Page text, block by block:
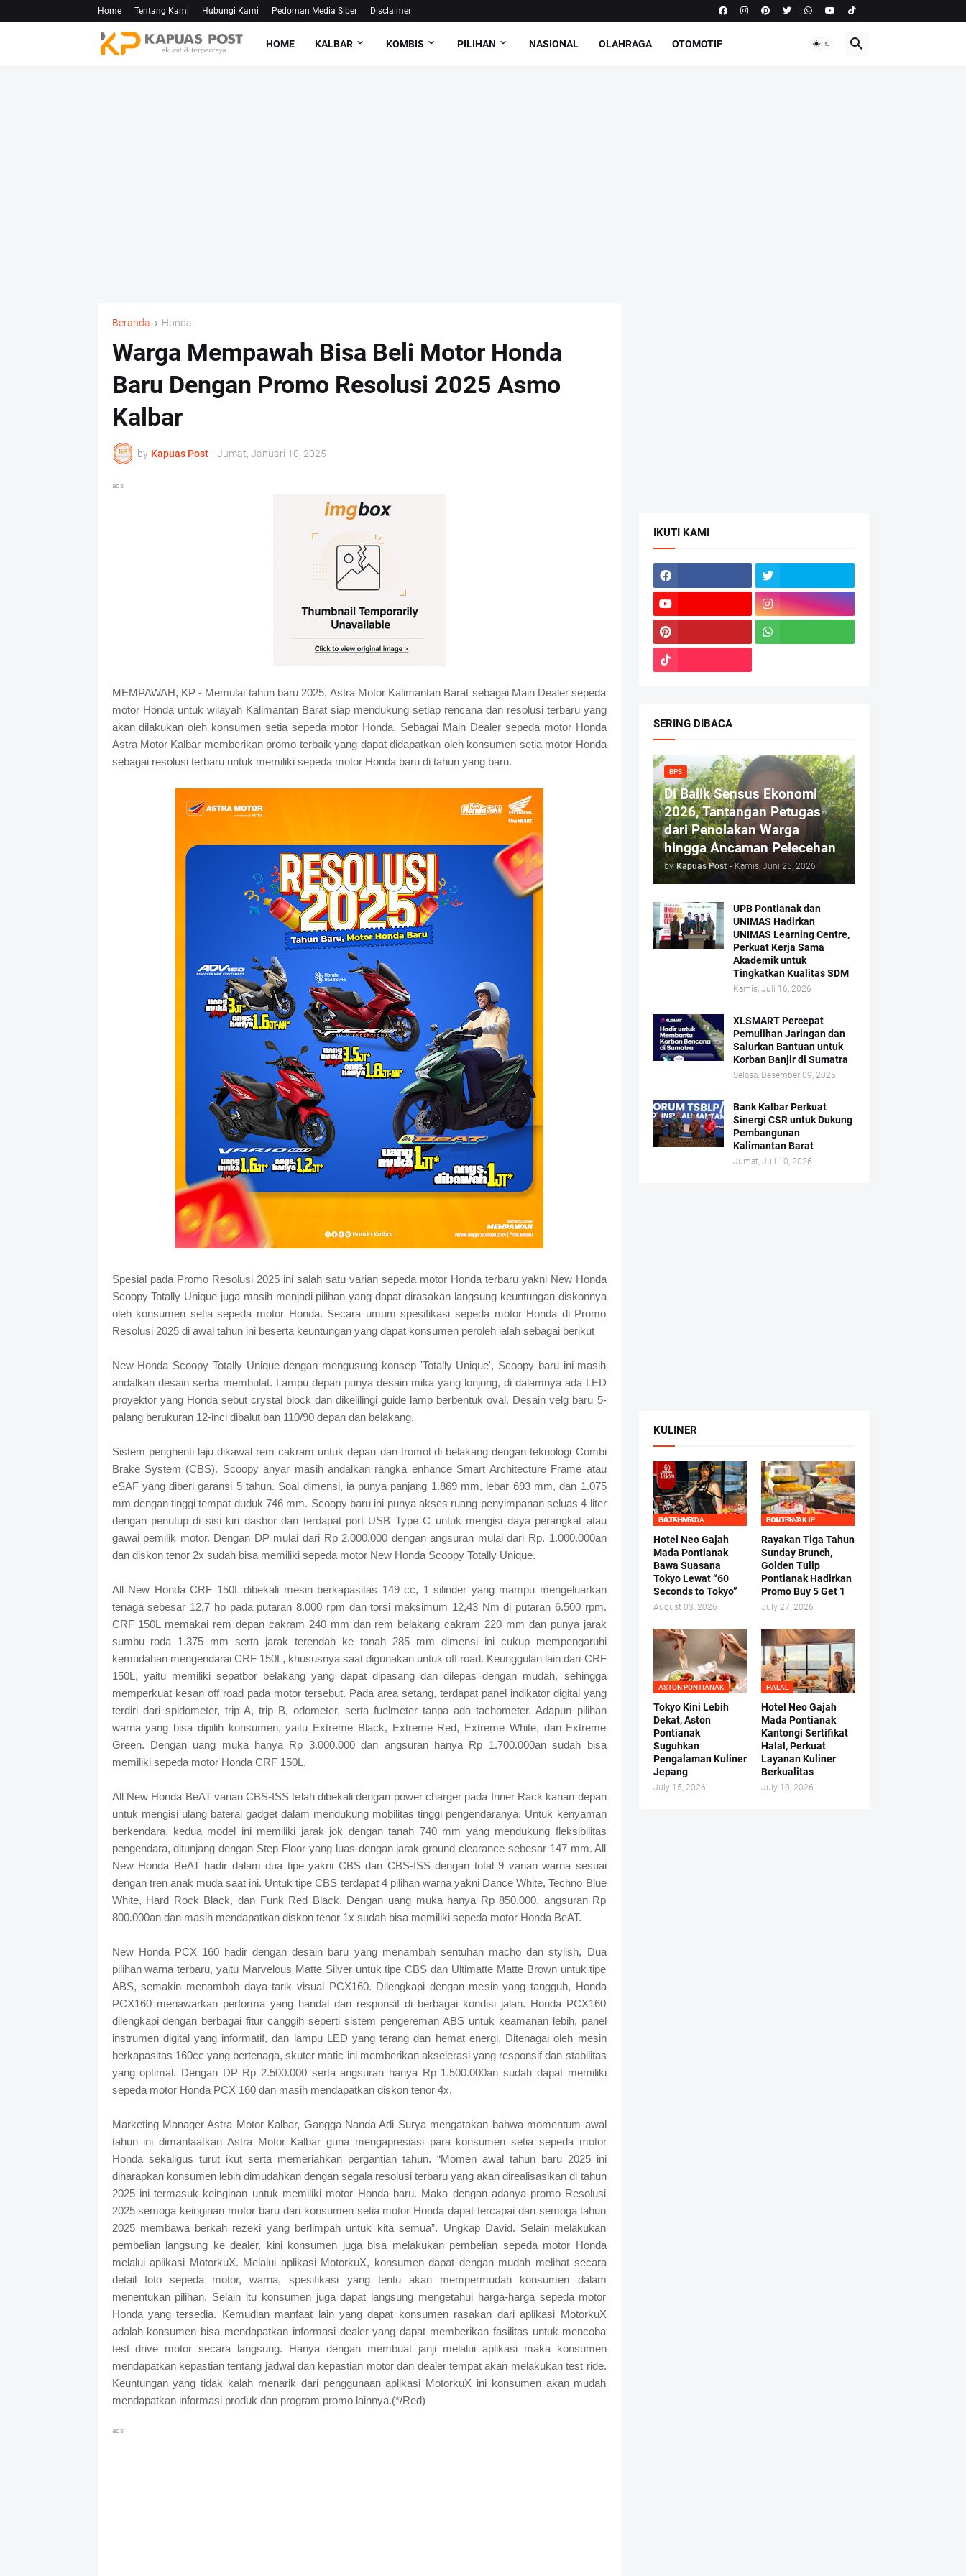
Home Tentang Kami Hubungi Kami Pedoman Media Siber Disclaimer
HOME KALBAR KOMBIS PILIHAN NASIONAL OLAHRAGA OTOMOTIF
Beranda Honda
Warga Mempawah Bisa Beli Motor Honda
Baru Dengan Promo Resolusi 2025 Asmo
Kalbar
by Kapuas Post - Jumat, Januari 10, 2025
ads
MEMPAWAH, KP - Memulai tahun baru 2025, Astra Motor Kalimantan Barat sebagai Main Dealer sepeda
motor Honda untuk wilayah Kalimantan Barat siap mendukung setiap rencana dan resolusi terbaru yang
akan dilakukan oleh konsumen setia sepeda motor Honda. Sebagai Main Dealer sepeda motor Honda
Astra Motor Kalbar memberikan promo terbaik yang dapat didapatkan oleh konsumen setia motor Honda
sebagai resolusi terbaru untuk memiliki sepeda motor Honda baru di tahun yang baru.
Spesial pada Promo Resolusi 2025 ini salah satu varian sepeda motor Honda terbaru yakni New Honda
Scoopy Totally Unique juga masih menjadi pilihan yang dapat dirasakan langsung keuntungan diskonnya
oleh konsumen setia sepeda motor Honda. Secara umum spesifikasi sepeda motor Honda di Promo
Resolusi 2025 di awal tahun ini beserta keuntungan yang dapat konsumen peroleh ialah sebagai berikut
New Honda Scoopy Totally Unique dengan mengusung konsep 'Totally Unique', Scoopy baru ini masih
andalkan desain serba membulat. Lampu depan punya desain mika yang lonjong, di dalamnya ada LED
proyektor yang Honda sebut crystal block dan dikelilingi guide lamp berbentuk oval. Desain velg baru 5-
palang berukuran 12-inci dibalut ban 110/90 depan dan belakang.
Sistem penghenti laju dikawal rem cakram untuk depan dan tromol di belakang dengan teknologi Combi
Brake System (CBS). Scoopy anyar masih andalkan rangka enhance Smart Architecture Frame atau
eSAF yang diberi garansi 5 tahun. Soal dimensi, ia punya panjang 1.869 mm, lebar 693 mm, dan 1.075
mm dengan tinggi tempat duduk 746 mm. Scoopy baru ini punya akses ruang penyimpanan seluas 4 liter
dengan penutup di sisi kiri dasbor dan terdapat port USB Type C untuk mengisi daya perangkat atau
gawai pemilik motor. Dengan DP mulai dari Rp 2.000.000 dengan angsuran mulai dari Rp. 1.000.000an
dan diskon tenor 2x sudah bisa memiliki sepeda motor New Honda Scoopy Totally Unique.
All New Honda CRF 150L dibekali mesin berkapasitas 149 cc, 1 silinder yang mampu mengeluarkan
tenaga sebesar 12,7 hp pada putaran 8.000 rpm dan torsi maksimum 12,43 Nm di putaran 6.500 rpm.
CRF 150L memakai rem depan cakram 240 mm dan rem belakang cakram 220 mm dan punya jarak
sumbu roda 1.375 mm serta jarak terendah ke tanah 285 mm dimensi ini cukup mempengaruhi
kemudahan mengendarai CRF 150L, khususnya saat digunakan untuk off road. Keunggulan lain dari CRF
150L, yaitu memiliki sepatbor belakang yang dapat dipasang dan dilepas dengan mudah, sehingga
memperkuat kesan off road pada motor tersebut. Pada area setang, terdapat panel indikator digital yang
terdiri dari spidometer, trip A, trip B, odometer, serta fuelmeter tanpa ada tachometer. Adapun pilihan
warna yang bisa dipilih konsumen, yaitu Extreme Black, Extreme Red, Extreme White, dan Extreme
Green. Dengan uang muka hanya Rp 3.000.000 dan angsuran hanya Rp 1.700.000an sudah bisa
memiliki sepeda motor Honda CRF 150L.
All New Honda BeAT varian CBS-ISS telah dibekali dengan power charger pada Inner Rack kanan depan
untuk mengisi ulang baterai gadget dalam mendukung mobilitas tinggi pengendaranya. Untuk kenyaman
berkendara, kedua model ini memiliki jarak jok dengan tanah 740 mm yang mendukung fleksibilitas
pengendara, ditunjang dengan Step Floor yang luas dengan jarak ground clearance sebesar 147 mm. All
New Honda BeAT hadir dalam dua tipe yakni CBS dan CBS-ISS dengan total 9 varian warna sesuai
dengan tren anak muda saat ini. Untuk tipe CBS terdapat 4 pilihan warna yakni Dance White, Techno Blue
White, Hard Rock Black, dan Funk Red Black. Dengan uang muka hanya Rp 850.000, angsuran Rp
800.000an dan masih mendapatkan diskon tenor 1x sudah bisa memiliki sepeda motor Honda BeAT.
New Honda PCX 160 hadir dengan desain baru yang menambah sentuhan macho dan stylish, Dua
pilihan warna terbaru, yaitu Marvelous Matte Silver untuk tipe CBS dan Ultimatte Matte Brown untuk tipe
ABS, semakin menambah daya tarik visual PCX160. Dilengkapi dengan mesin yang tangguh, Honda
PCX160 menawarkan performa yang handal dan responsif di berbagai kondisi jalan. Honda PCX160
dilengkapi dengan berbagai fitur canggih seperti sistem pengereman ABS untuk keamanan lebih, panel
instrumen digital yang informatif, dan lampu LED yang terang dan hemat energi. Ditenagai oleh mesin
berkapasitas 160cc yang bertenaga, skuter matic ini memberikan akselerasi yang responsif dan stabilitas
yang optimal. Dengan DP Rp 2.500.000 serta angsuran hanya Rp 1.500.000an sudah dapat memiliki
sepeda motor Honda PCX 160 dan masih mendapatkan diskon tenor 4x.
Marketing Manager Astra Motor Kalbar, Gangga Nanda Adi Surya mengatakan bahwa momentum awal
tahun ini dimanfaatkan Astra Motor Kalbar guna mengapresiasi para konsumen setia sepeda motor
Honda sekaligus turut ikut serta memeriahkan pergantian tahun. “Momen awal tahun baru 2025 ini
diharapkan konsumen lebih dimudahkan dengan segala resolusi terbaru yang akan direalisasikan di tahun
2025 ini termasuk keinginan untuk memiliki motor Honda baru. Maka dengan adanya promo Resolusi
2025 semoga keinginan motor baru dari konsumen setia motor Honda dapat tercapai dan semoga tahun
2025 membawa berkah rezeki yang berlimpah untuk kita semua”. Ungkap David. Selain melakukan
pembelian langsung ke dealer, kini konsumen juga bisa melakukan pembelian sepeda motor Honda
melalui aplikasi MotorkuX. Melalui aplikasi MotorkuX, konsumen dapat dengan mudah melihat secara
detail foto sepeda motor, warna, spesifikasi yang tentu akan mempermudah konsumen dalam
menentukan pilihan. Selain itu konsumen juga dapat langsung mengetahui harga-harga sepeda motor
Honda yang tersedia. Kemudian manfaat lain yang dapat konsumen rasakan dari aplikasi MotorkuX
adalah konsumen bisa mendapatkan informasi dealer yang dapat memberikan fasilitas untuk mencoba
test drive motor secara langsung. Hanya dengan membuat janji melalui aplikasi maka konsumen
mendapatkan kepastian tentang jadwal dan kepastian motor dan dealer tempat akan melakukan test ride.
Keuntungan yang tidak kalah menarik dari penggunaan aplikasi MotorkuX ini konsumen akan mudah
mendapatkan informasi produk dan program promo lainnya.(*/Red)
ads
IKUTI KAMI
SERING DIBACA
BPS
Di Balik Sensus Ekonomi
2026, Tantangan Petugas
dari Penolakan Warga
hingga Ancaman Pelecehan
by Kapuas Post - Kamis, Juni 25, 2026
UPB Pontianak dan
UNIMAS Hadirkan
UNIMAS Learning Centre,
Perkuat Kerja Sama
Akademik untuk
Tingkatkan Kualitas SDM
Kamis, Juli 16, 2026
XLSMART Percepat
Pemulihan Jaringan dan
Salurkan Bantuan untuk
Korban Banjir di Sumatra
Selasa, Desember 09, 2025
Bank Kalbar Perkuat
Sinergi CSR untuk Dukung
Pembangunan
Kalimantan Barat
Jumat, Juli 10, 2026
KULINER
HOTEL NEO GAJAHMADA
Hotel Neo Gajah
Mada Pontianak
Bawa Suasana
Tokyo Lewat “60
Seconds to Tokyo”
August 03, 2026
GOLDEN TULIP PONTIANAK
Rayakan Tiga Tahun
Sunday Brunch,
Golden Tulip
Pontianak Hadirkan
Promo Buy 5 Get 1
July 27, 2026
ASTON PONTIANAK
Tokyo Kini Lebih
Dekat, Aston
Pontianak
Suguhkan
Pengalaman Kuliner
Jepang
July 15, 2026
HALAL
Hotel Neo Gajah
Mada Pontianak
Kantongi Sertifikat
Halal, Perkuat
Layanan Kuliner
Berkualitas
July 10, 2026